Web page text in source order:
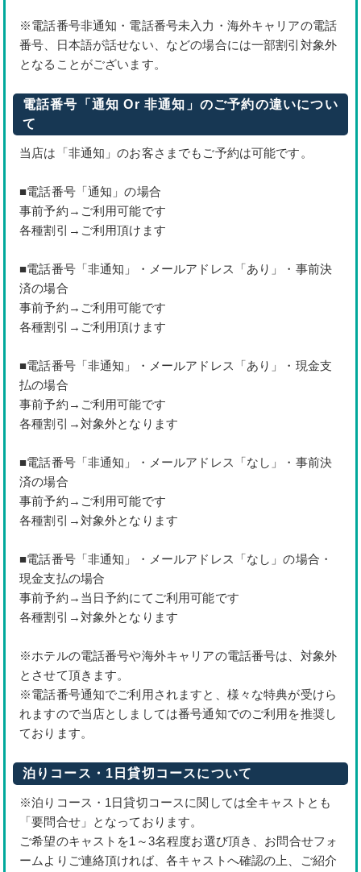
※電話番号非通知・電話番号未入力・海外キャリアの電話
番号、日本語が話せない、などの場合には一部割引対象外
となることがございます。
電話番号「通知 Or 非通知」のご予約の違いについ
て
当店は「非通知」のお客さまでもご予約は可能です。
■電話番号「通知」の場合
事前予約→ご利用可能です
各種割引→ご利用頂けます
■電話番号「非通知」・メールアドレス「あり」・事前決
済の場合
事前予約→ご利用可能です
各種割引→ご利用頂けます
■電話番号「非通知」・メールアドレス「あり」・現金支
払の場合
事前予約→ご利用可能です
各種割引→対象外となります
■電話番号「非通知」・メールアドレス「なし」・事前決
済の場合
事前予約→ご利用可能です
各種割引→対象外となります
■電話番号「非通知」・メールアドレス「なし」の場合・
現金支払の場合
事前予約→当日予約にてご利用可能です
各種割引→対象外となります
※ホテルの電話番号や海外キャリアの電話番号は、対象外
とさせて頂きます。
※電話番号通知でご利用されますと、様々な特典が受けら
れますので当店としましては番号通知でのご利用を推奨し
ております。
泊りコース・1日貸切コースについて
※泊りコース・1日貸切コースに関しては全キャストとも
「要問合せ」となっております。
ご希望のキャストを1～3名程度お選び頂き、お問合せフォ
ームよりご連絡頂ければ、各キャストへ確認の上、ご紹介